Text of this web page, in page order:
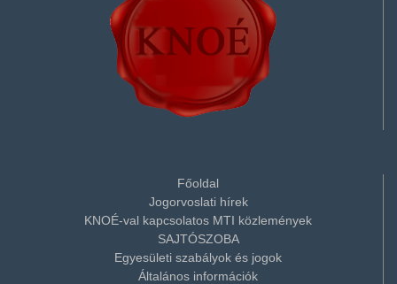
Főoldal
Jogorvoslati hírek
KNOÉ-val kapcsolatos MTI közlemények
SAJTÓSZOBA
Egyesületi szabályok és jogok
Általános információk